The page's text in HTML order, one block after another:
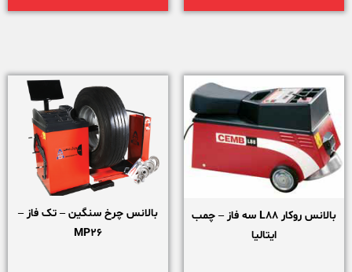
بالانس روکار L88 سه فاز – چمب
ایتالیا
بالانس چرخ سنگین – تک فاز –
MP26